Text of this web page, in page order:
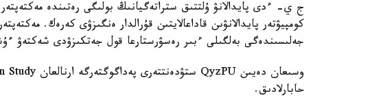
ج ي- ءدى پايدالانۋ ۇلتتىق ستراتەگيانىڭ بولىگى رەتىندە
كومپيۋتەر پايدالانۋىن قاداعالايتىن قۇرالدار ەنگىزۋى كەرەك.
جەلىسىندەگى بەلگىلى ءبىر رەسۋرستارعا قول جەتكىزۋدى شەكتەۋ
حابارلادىق.